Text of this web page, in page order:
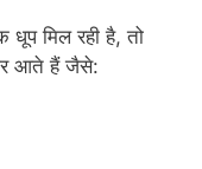
मिल रही है, तो
आते हैं जैसे: